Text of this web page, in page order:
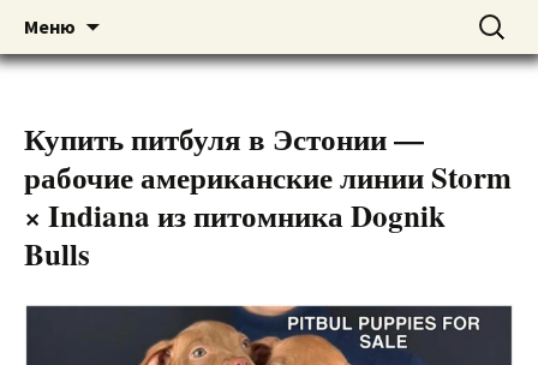
DOGNIK BULLS
American pitbull terrier kennel DOGNIK
BULLS Europe. ADBA registered. APBT
Меню
содержимому
Найти:
Купить питбуля в Эстонии —
рабочие американские линии Storm
× Indiana из питомника Dognik
Bulls